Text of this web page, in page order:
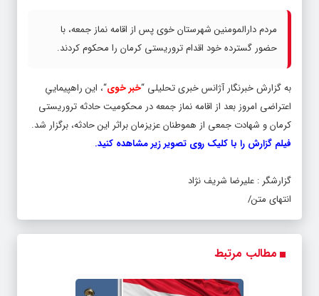
مردم دارالمومنین شهرستان خوی پس از اقامه نماز جمعه، با
حضور گسترده خود اقدام تروریستی کرمان را محکوم کردند.
به گزارش خبرنگار آژانس خبری تحلیلی “خبر خوی“، این راهپیماییِ
اعتراضی امروز بعد از اقامه نماز جمعه در محکومیت حادثه تروریستی
کرمان و شهادت جمعی از هموطنان عزیزمان براثر این حادثه، برگزار شد.
فیلم گزارش را با کلیک روی تصویر زیر مشاهده کنید.
گزارشگر : علیرضا شریف نژاد
انتهای متن/
مطالب مرتبط